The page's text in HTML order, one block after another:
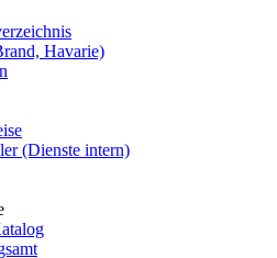
Havarie)
(Dienste intern)